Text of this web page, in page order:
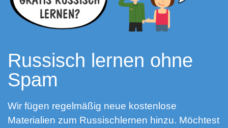
Russisch lernen ohne
Spam
Wir fügen regelmäßig neue kostenlose
Materialien zum Russischlernen hinzu. Möchtest